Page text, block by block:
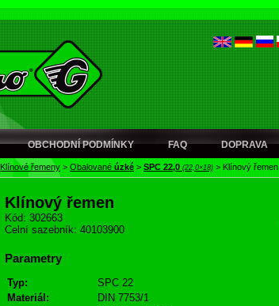
OBCHODNÍ PODMÍNKY FAQ DOPRAVA
Klínové řemeny > Obalované úzké > SPC 22,0 (22,0×18) > Klínový řemen
Klínový řemen
Kód: 302663
Celní sazebník: 40103900
Parametry
Typ:
SPC 22
Materiál:
DIN 7753/1